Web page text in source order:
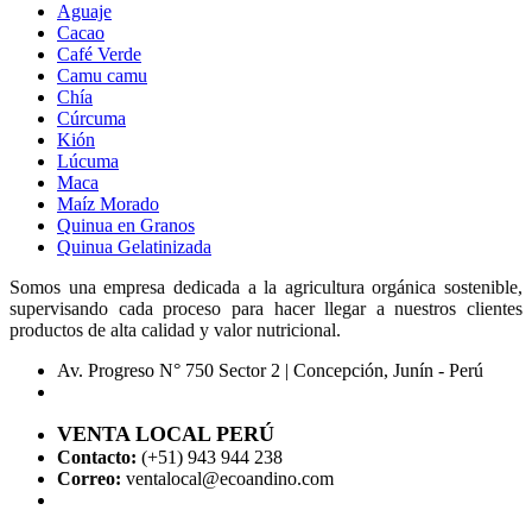
Aguaje
Cacao
Café Verde
Camu camu
Chía
Cúrcuma
Kión
Lúcuma
Maca
Maíz Morado
Quinua en Granos
Quinua Gelatinizada
Somos una empresa dedicada a la agricultura orgánica sostenible,
supervisando cada proceso para hacer llegar a nuestros clientes
productos de alta calidad y valor nutricional.
Av. Progreso N° 750 Sector 2 | Concepción, Junín - Perú
VENTA LOCAL PERÚ
Contacto: (+51) 943 944 238
Correo: ventalocal@ecoandino.com